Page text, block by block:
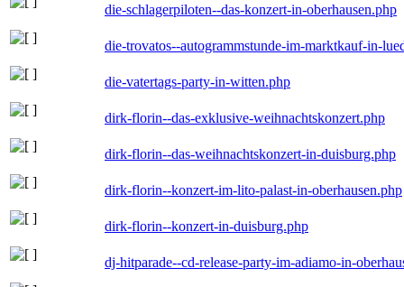
die-schlagerpiloten--das-konzert-in-oberhausen.php
die-trovatos--autogrammstunde-im-marktkauf-in-
die-vatertags-party-in-witten.php
dirk-florin--das-exklusive-weihnachtskonzert.php
dirk-florin--das-weihnachtskonzert-in-duisburg.php
dirk-florin--konzert-im-lito-palast-in-oberhausen.php
dirk-florin--konzert-in-duisburg.php
dj-hitparade--cd-release-party-im-adiamo-in-